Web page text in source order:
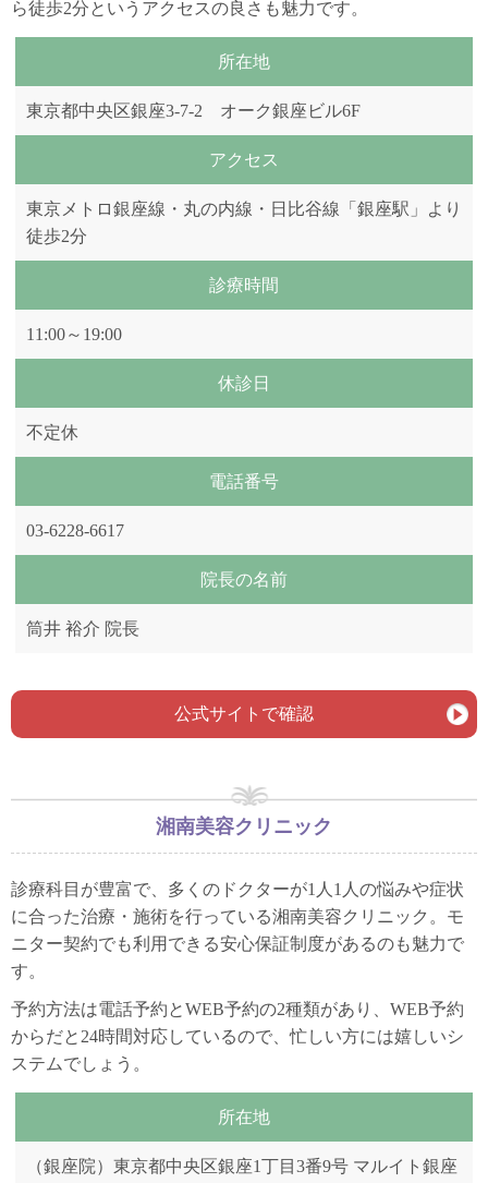
ら徒歩2分というアクセスの良さも魅力です。
所在地
東京都中央区銀座3-7-2 オーク銀座ビル6F
アクセス
東京メトロ銀座線・丸の内線・日比谷線「銀座駅」より
徒歩2分
診療時間
11:00～19:00
休診日
不定休
電話番号
03-6228-6617
院長の名前
筒井 裕介 院長
公式サイトで確認
湘南美容クリニック
診療科目が豊富で、多くのドクターが1人1人の悩みや症状
に合った治療・施術を行っている湘南美容クリニック。モ
ニター契約でも利用できる安心保証制度があるのも魅力で
す。
予約方法は電話予約とWEB予約の2種類があり、WEB予約
からだと24時間対応しているので、忙しい方には嬉しいシ
ステムでしょう。
所在地
（銀座院）東京都中央区銀座1丁目3番9号 マルイト銀座